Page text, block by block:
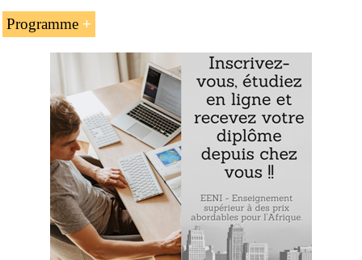
Programme
L’introduction à l’accord de libre-échange
Mexique
Association européenne de libre-échange
(AELE)
Le commerce international de produits et de
services des pays de l’AELE avec le Mexique
Les avantages pour les exportateurs
Le certificat de circulation des marchandises
EUR.1
Exemple : l’accord Mexique-AELE